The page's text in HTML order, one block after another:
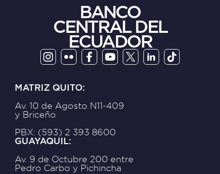
BANCO
CENTRAL DEL
ECUADOR
MATRIZ QUITO:
Av. 10 de Agosto N11-409
y Briceño
PBX: (593) 2 393 8600
GUAYAQUIL:
Av. 9 de Octubre 200 entre
Pedro Carbo y Pichincha